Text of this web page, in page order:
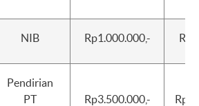
NIB Rp1.000.000,-
Pendirian
PT
Rp3.500.000,-